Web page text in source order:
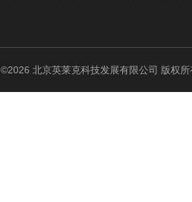
©2026 北京英莱克科技发展有限公司 版